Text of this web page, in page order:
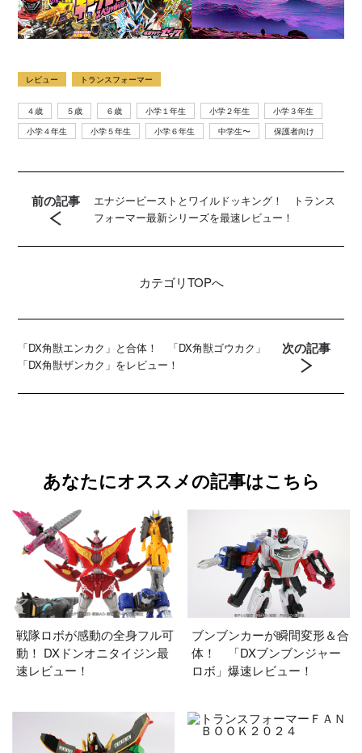
レビュー トランスフォーマー
４歳 ５歳 ６歳 小学１年生 小学２年生
小学３年生
小学４年生
小学５年生 小学６年生 中学生〜 保護者向け
前の記事
エナジービーストとワイルドッキング！ トランス
フォーマー最新シリーズを最速レビュー！
カテゴリTOPへ
「DX角獣エンカク」と合体！ 「DX角獣ゴウカク」
「DX角獣ザンカク」をレビュー！
次の記事
あなたにオススメの記事はこちら
戦隊ロボが感動の全身フル可
動！ DXドンオニタイジン最
速レビュー！
ブンブンカーが瞬間変形＆合
体！ 「DXブンブンジャー
ロボ」爆速レビュー！